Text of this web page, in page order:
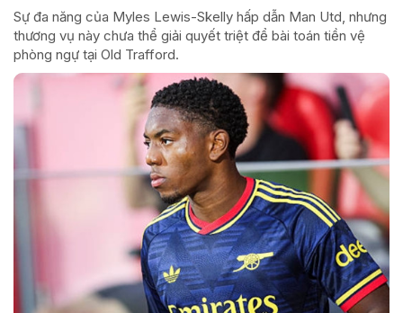
Sự đa năng của Myles Lewis-Skelly hấp dẫn Man Utd, nhưng
thương vụ này chưa thể giải quyết triệt để bài toán tiền vệ
phòng ngự tại Old Trafford.